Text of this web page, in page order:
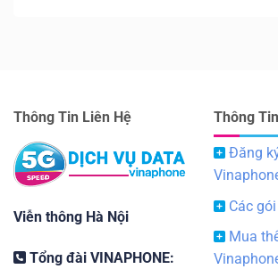
Thông Tin Liên Hệ
Viễn thông Hà Nội
Tổng đài VINAPHONE:
Thông
Đăng
Các
Mua